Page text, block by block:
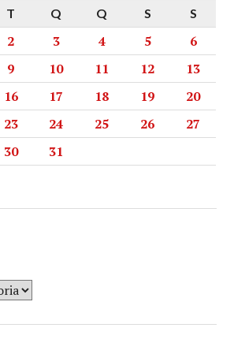
T Q Q S S
2 3 4 5
6
9 10 11 12
13
16 17 18 19
20
23 24 25 26
27
30 31